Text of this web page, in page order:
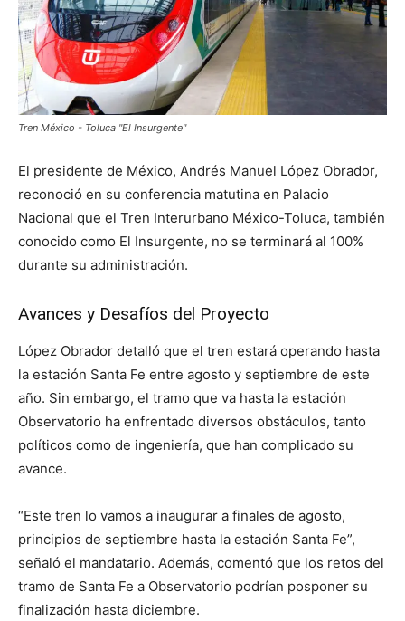
Tren México - Toluca "El Insurgente"
El presidente de México, Andrés Manuel López Obrador,
reconoció en su conferencia matutina en Palacio
Nacional que el Tren Interurbano México-Toluca, también
conocido como El Insurgente, no se terminará al 100%
durante su administración.
Avances y Desafíos del Proyecto
López Obrador detalló que el tren estará operando hasta
la estación Santa Fe entre agosto y septiembre de este
año. Sin embargo, el tramo que va hasta la estación
Observatorio ha enfrentado diversos obstáculos, tanto
políticos como de ingeniería, que han complicado su
avance.
“Este tren lo vamos a inaugurar a finales de agosto,
principios de septiembre hasta la estación Santa Fe”,
señaló el mandatario. Además, comentó que los retos del
tramo de Santa Fe a Observatorio podrían posponer su
finalización hasta diciembre.